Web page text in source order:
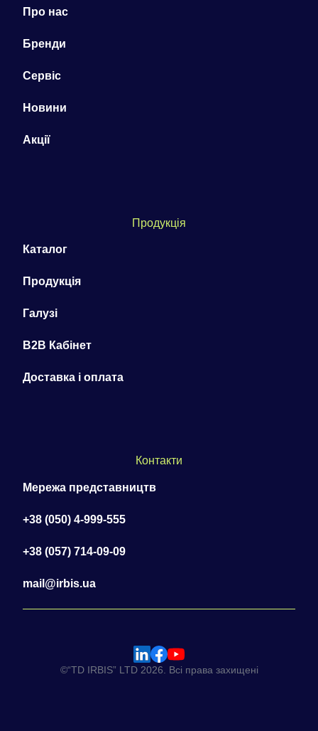
Про нас
Бренди
Сервіс
Новини
Акції
Продукція
Каталог
Продукція
Галузі
B2B Кабінет
Доставка і оплата
Контакти
Мережа представництв
+38 (050) 4-999-555
+38 (057) 714-09-09
mail@irbis.ua
©“TD IRBIS” LTD 2026. Всі права захищені